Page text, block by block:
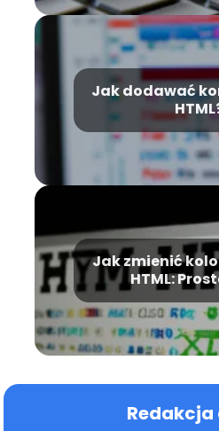
Jak dodawać
Jak zmienić
HTML: